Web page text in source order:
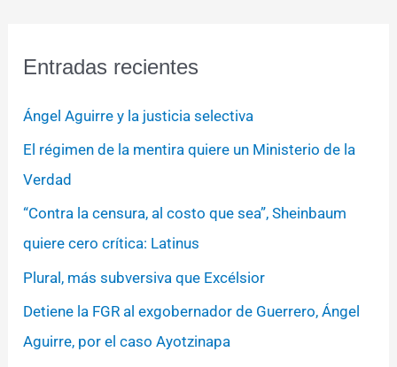
Entradas recientes
Ángel Aguirre y la justicia selectiva
El régimen de la mentira quiere un Ministerio de la
Verdad
“Contra la censura, al costo que sea”, Sheinbaum
quiere cero crítica: Latinus
Plural, más subversiva que Excélsior
Detiene la FGR al exgobernador de Guerrero, Ángel
Aguirre, por el caso Ayotzinapa